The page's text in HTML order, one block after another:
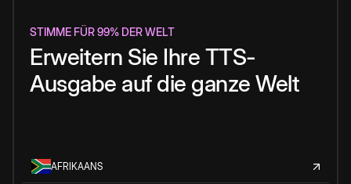
STIMME FÜR 99% DER WELT
Erweitern Sie Ihre TTS-
Ausgabe auf die ganze Welt
AFRIKAANS